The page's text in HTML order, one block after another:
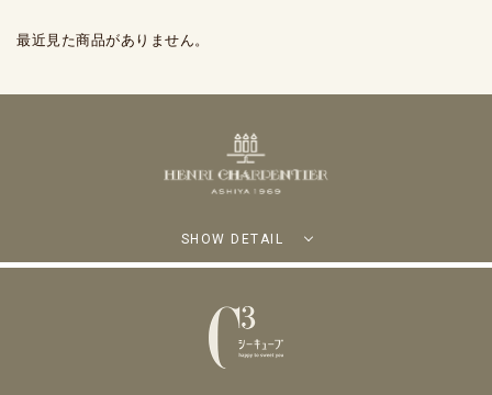
最近見た商品がありません。
SHOW DETAIL